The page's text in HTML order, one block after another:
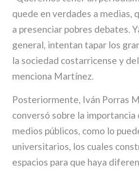
quede en verdades a medias,
a presenciar pobres debates.
general, intentan tapar los
la sociedad costarricense y del
menciona Martínez.
Posteriormente, Iván Porras
conversó sobre la importancia
medios públicos, como lo
universitarios, los cuales
espacios para que haya